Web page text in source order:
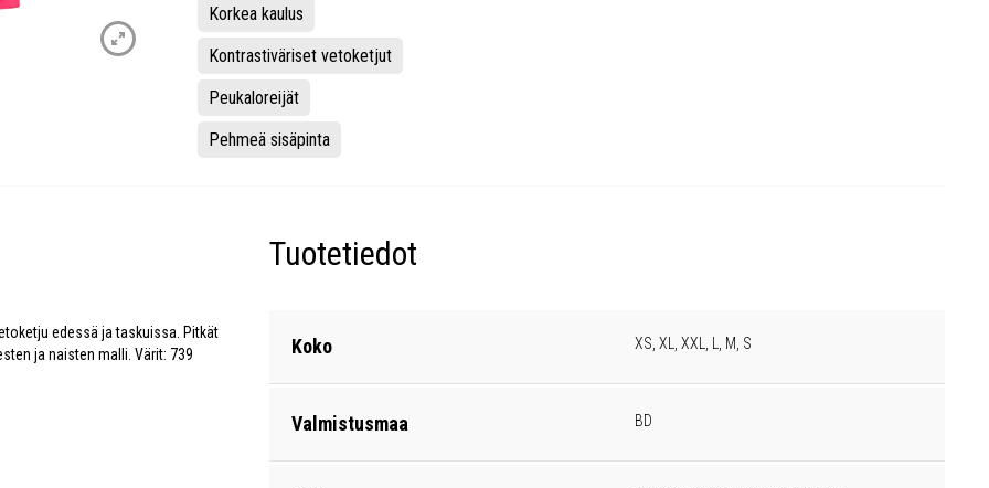
Korkea kaulus
Kontrastiväriset vetoketjut
Peukaloreijät
Pehmeä sisäpinta
edessä ja taskuissa. Pitkät
ja naisten malli. Värit: 739
Tuotetiedot
Koko XS, XL, XXL, L, M, S
Valmistusmaa BD